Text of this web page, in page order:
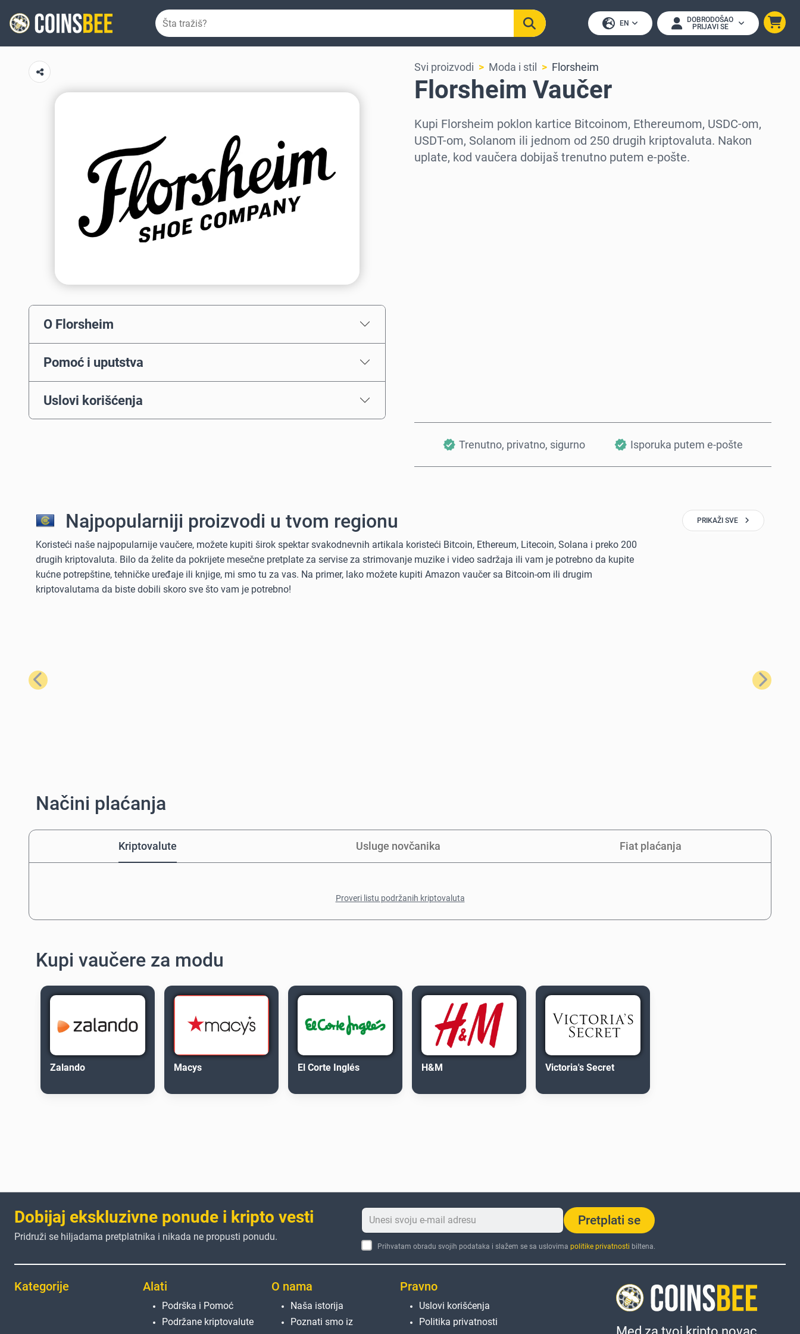
EN
DOBRODOŠAO
PRIJAVI SE
O Florsheim
Pomoć i uputstva
Uslovi korišćenja
Svi proizvodi Moda i stil Florsheim
Florsheim Vaučer
Kupi Florsheim poklon kartice Bitcoinom, Ethereumom, USDC-om,
USDT-om, Solanom ili jednom od 250 drugih kriptovaluta. Nakon
uplate, kod vaučera dobijaš trenutno putem e-pošte.
Trenutno, privatno, sigurno Isporuka putem e-pošte
Najpopularniji proizvodi u tvom regionu
Koristeći naše najpopularnije vaučere, možete kupiti širok spektar svakodnevnih artikala koristeći Bitcoin, Ethereum, Litecoin, Solana i preko 200
drugih kriptovaluta. Bilo da želite da pokrijete mesečne pretplate za servise za strimovanje muzike i video sadržaja ili vam je potrebno da kupite
kućne potrepštine, tehničke uređaje ili knjige, mi smo tu za vas. Na primer, lako možete kupiti Amazon vaučer sa Bitcoin-om ili drugim
kriptovalutama da biste dobili skoro sve što vam je potrebno!
PRIKAŽI SVE
Prethodno Sledeće
Načini plaćanja
Kriptovalute Usluge novčanika Fiat plaćanja
Proveri listu podržanih kriptovaluta
Kupi vaučere za modu
Zalando Macys El Corte Inglés H&M Victoria's Secret
Dobijaj ekskluzivne ponude i kripto vesti
Pridruži se hiljadama pretplatnika i nikada ne propusti ponudu.
Pretplati se
Prihvatam obradu svojih podataka i slažem se sa uslovima politike privatnosti biltena.
Kategorije Alati
Podrška i Pomoć
Podržane kriptovalute
O nama
Naša istorija
Poznati smo iz
Pravno
Uslovi korišćenja
Politika privatnosti